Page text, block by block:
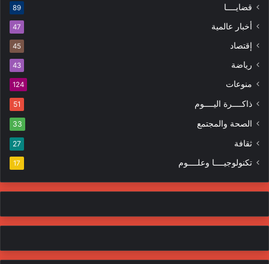
قضايــــا 89
أخبار عالمية 47
إقتصاد 45
رياضة 43
منوعات 124
ذاكــــرة اليــــوم 51
الصحة والمجتمع 33
ثقافة 27
تكنولوجيــــا وعلــــوم 17